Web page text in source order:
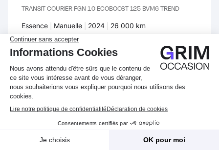
Filtrer
TRANSIT COURIER FGN 1.0 ECOBOOST 125 BVM6 TREND
Carburant :
Essence Transmission :
Manuelle Années :
2024 Kilomètres :
26 000 km
Prix :
16 990 €TTC
Financement :
dès /mois en crédit